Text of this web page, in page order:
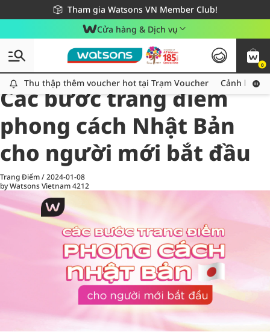
Tham gia Watsons VN Member Club!
Miễn phí giao hàng cho đơn hàng từ 249,000Đ
Giao hàng nhanh 24h - Áp dụng khu vực TP. Hồ Chí Minh
Cửa hàng & Dịch vụ
0
Thu thập thêm voucher hot tại Trạm Voucher
Thu thập thêm voucher hot tại Trạm Voucher Cảnh báo
All
Chăm Sóc Cá Nhân
Các bước trang điểm
phong cách Nhật Bản
cho người mới bắt đầu
Trang Điểm/2024-01-08
by Watsons Vietnam4212